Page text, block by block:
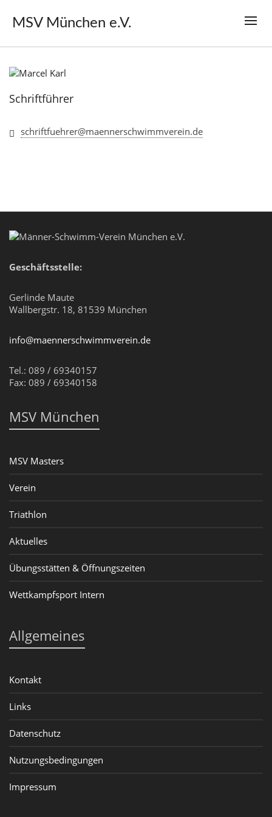
MSV München e.V.
Schriftführer
schriftfuehrer@maennerschwimmverein.de
Geschäftsstelle:
Gerlinde Maute
Wallbergstr. 18, 81539 München
info@maennerschwimmverein.de
Tel.: 089 / 69340157
Fax: 089 / 69340158
MSV München
MSV Masters
Verein
Triathlon
Aktuelles
Übungsstätten & Öffnungszeiten
Wettkampfsport Intern
Allgemeines
Kontakt
Links
Datenschutz
Nutzungsbedingungen
Impressum